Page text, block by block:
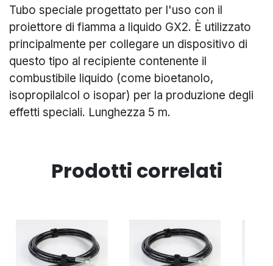
Tubo speciale progettato per l'uso con il
proiettore di fiamma a liquido GX2. È utilizzato
principalmente per collegare un dispositivo di
questo tipo al recipiente contenente il
combustibile liquido (come bioetanolo,
isopropilalcol o isopar) per la produzione degli
effetti speciali. Lunghezza 5 m.
Prodotti correlati